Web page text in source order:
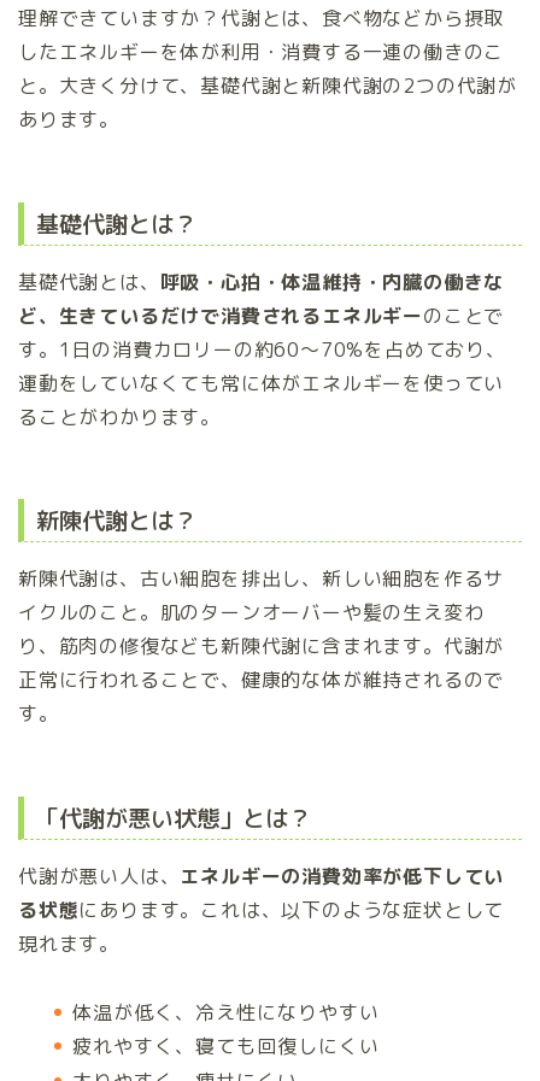
理解できていますか？代謝とは、食べ物などから摂取
したエネルギーを体が利用・消費する一連の働きのこ
と。大きく分けて、基礎代謝と新陳代謝の2つの代謝が
あります。
基礎代謝とは？
基礎代謝とは、 呼吸・心拍・体温維持・内臓の働きな
ど、生きているだけで消費されるエネルギーのことで
す。1日の消費カロリーの約60～70%を占めており、
運動をしていなくても常に体がエネルギーを使ってい
ることがわかります。
新陳代謝とは？
新陳代謝は、古い細胞を排出し、新しい細胞を作るサ
イクルのこと。肌のターンオーバーや髪の生え変わ
り、筋肉の修復なども新陳代謝に含まれます。代謝が
正常に行われることで、健康的な体が維持されるので
す。
「代謝が悪い状態」とは？
代謝が悪い人は、 エネルギーの消費効率が低下してい
る状態にあります。これは、以下のような症状として
現れます。
体温が低く、冷え性になりやすい
疲れやすく、寝ても回復しにくい